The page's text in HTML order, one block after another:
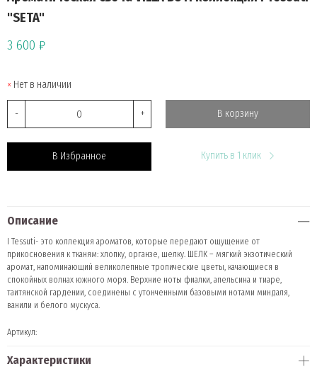
"SETA"
3 600 ₽
Нет в наличии
- + В корзину
В Избранное Купить в 1 клик
Описание
I Tessuti- это коллекция ароматов, которые передают ощущение от
прикосновения к тканям: хлопку, органзе, шелку. ШЕЛК – мягкий экзотический
аромат, напоминающий великолепные тропические цветы, качающиеся в
спокойных волнах южного моря. Верхние ноты фиалки, апельсина и тиаре,
таитянской гардении, соединены с утонченными базовыми нотами миндаля,
ванили и белого мускуса.
Артикул:
Характеристики